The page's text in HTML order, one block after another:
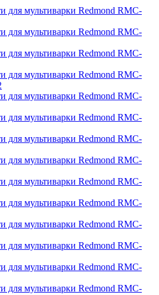
для мультиварки Redmond RMC-
для мультиварки Redmond RMC-
для мультиварки Redmond RMC-
для мультиварки Redmond RMC-
для мультиварки Redmond RMC-
для мультиварки Redmond RMC-
для мультиварки Redmond RMC-
для мультиварки Redmond RMC-
для мультиварки Redmond RMC-
для мультиварки Redmond RMC-
для мультиварки Redmond RMC-
для мультиварки Redmond RMC-
для мультиварки Redmond RMC-
для мультиварки Redmond RMC-